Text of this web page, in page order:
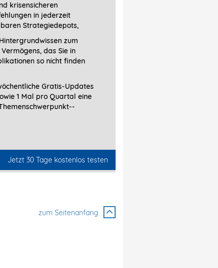
krisensicheren
in jederzeit
Strategiedepots,
zum
das Sie in
so nicht finden
Gratis-Updates
1 Mal pro Quartal eine
Jetzt 30 Tage kostenlos testen
zum Seitenanfang